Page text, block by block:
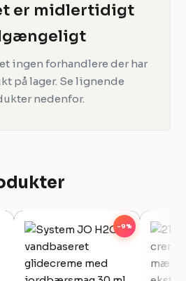
er midlertidigt
ingen forhandlere der har
på lager. Se lignende
nedenfor.
-9%